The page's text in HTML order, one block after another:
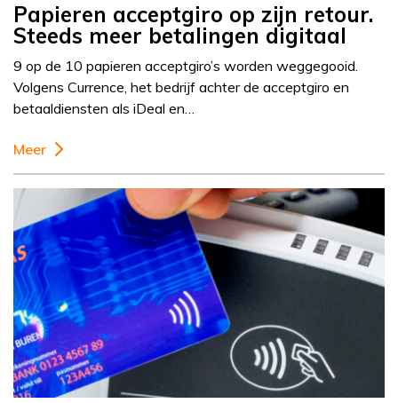
Papieren acceptgiro op zijn retour.
Steeds meer betalingen digitaal
9 op de 10 papieren acceptgiro’s worden weggegooid.
Volgens Currence, het bedrijf achter de acceptgiro en
betaaldiensten als iDeal en…
Meer